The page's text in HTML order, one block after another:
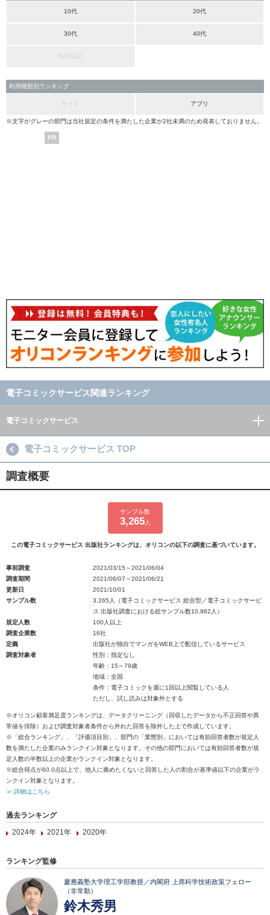
10代 20代
30代 40代
50代以上
利用種類別ランキング
サイト アプリ
※文字がグレーの部門は当社規定の条件を満たした企業が2社未満のため発表しておりません。
PR
電子コミックサービス関連ランキング
電子コミックサービス
電子コミックサービス TOP
調査概要
サンプル数
3,265人
この電子コミックサービス 出版社ランキングは、オリコンの以下の調査に基づいています。
事前調査
2021/03/15～2021/06/04
調査期間
2021/06/07～2021/06/21
更新日
2021/10/01
サンプル数
3,265人（電子コミックサービス 総合型／電子コミックサービ
ス 出版社調査における総サンプル数10,962人）
規定人数
100人以上
調査企業数
16社
定義
出版社が独自でマンガをWEB上で配信しているサービス
調査対象者
性別：指定なし
年齢：15～79歳
地域：全国
条件：電子コミックを週に1回以上閲覧している人
ただし、試し読みは対象外とする
※オリコン顧客満足度ランキングは、データクリーニング（回収したデータから不正回答や異
常値を排除）および調査対象者条件から外れた回答を除外した上で作成しています。
※「総合ランキング」、「評価項目別」、部門の「業態別」においては有効回答者数が規定人
数を満たした企業のみランクイン対象となります。その他の部門においては有効回答者数が規
定人数の半数以上の企業がランクイン対象となります。
※総合得点が60.0点以上で、他人に薦めたくないと回答した人の割合が基準値以下の企業がラ
ンクイン対象となります。
≫ 詳細はこちら
過去ランキング
2024年
2021年 2020年
ランキング監修
慶應義塾大学理工学部教授／内閣府 上席科学技術政策フェロー
（非常勤）
鈴木秀男